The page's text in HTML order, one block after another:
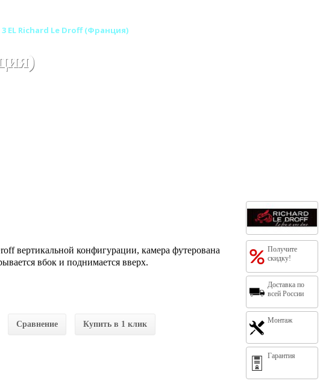
EL Richard Le Droff (Франция)
Получите
скидку!
Доставка по
всей России
Монтаж
Гарантия
вертикальной конфигурации, камера футерована
вбок и поднимается вверх.
Сравнение Купить в 1 клик